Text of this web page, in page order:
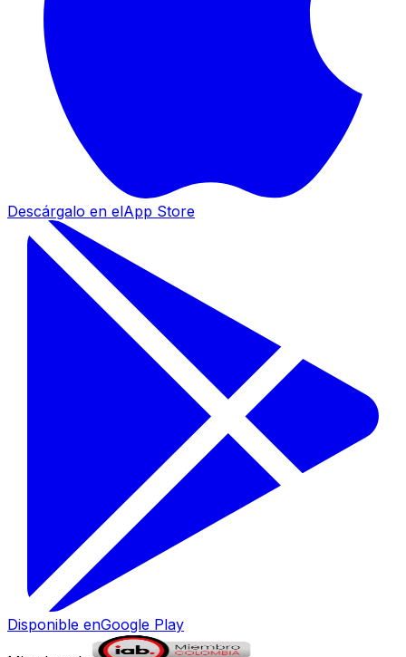
Descárgalo en elApp Store
Disponible enGoogle Play